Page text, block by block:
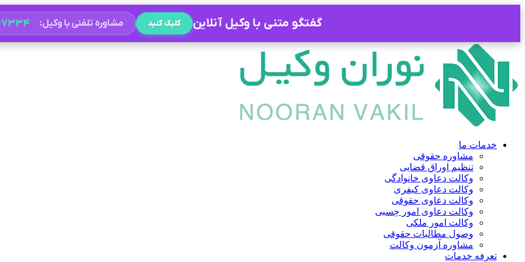
گفتگو متنی با وکیل آنلاین کلیک کنید مشاوره تلفنی با وکیل:
پرش
خدمات ما
مشاوره حقوقی
تنظیم اوراق قضایی
وکالت دعاوی خانوادگی
وکالت دعاوی کیفری
وکالت دعاوی حقوقی
وکالت دعاوی امور حِسبی
وکالت امور ملکی
وصول مطالبات حقوقی
مشاوره آزمون وکالت
تعرفه خدمات